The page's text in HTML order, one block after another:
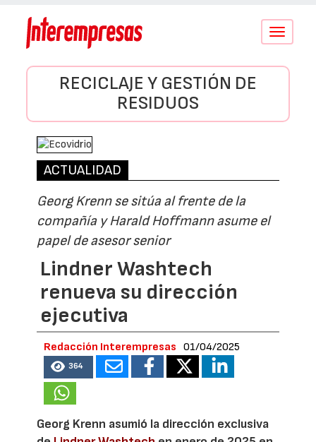
Conmutar
RECICLAJE Y GESTIÓN DE
RESIDUOS
ACTUALIDAD
Georg Krenn se sitúa al frente de la
compañía y Harald Hoffmann asume el
papel de asesor senior
Lindner Washtech
renueva su dirección
ejecutiva
Redacción Interempresas 01/04/2025
364
Georg Krenn asumió la dirección exclusiva